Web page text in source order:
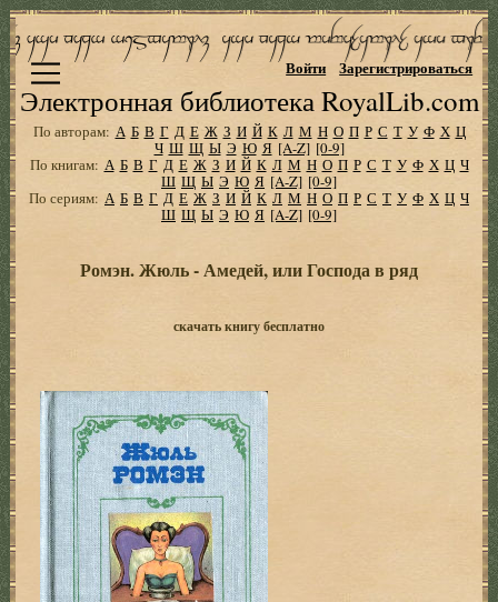
Электронная библиотека RoyalLib.com
Войти Зарегистрироваться
По авторам: А Б В Г Д Е Ж З И Й К Л М Н О П Р С Т У Ф Х Ц
Ч Ш Щ Ы Э Ю Я [A-Z] [0-9]
По книгам: А Б В Г Д Е Ж З И Й К Л М Н О П Р С Т У Ф Х Ц Ч
Ш Щ Ы Э Ю Я [A-Z] [0-9]
По сериям: А Б В Г Д Е Ж З И Й К Л М Н О П Р С Т У Ф Х Ц Ч
Ш Щ Ы Э Ю Я [A-Z] [0-9]
Ромэн. Жюль - Амедей, или Господа в ряд
скачать книгу бесплатно